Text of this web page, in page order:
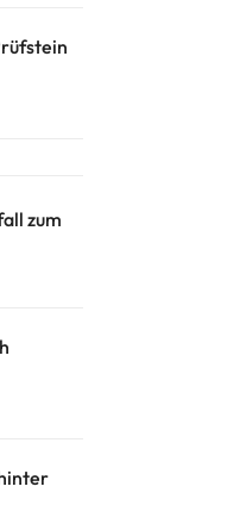
zum